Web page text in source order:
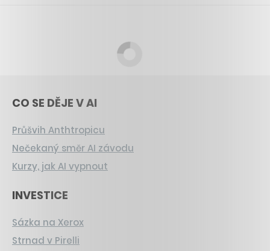
CO SE DĚJE V AI
Průšvih Anthtropicu
Nečekaný směr AI závodu
Kurzy, jak AI vypnout
INVESTICE
Sázka na Xerox
Strnad v Pirelli